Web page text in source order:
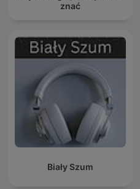
znać
Biały Szum